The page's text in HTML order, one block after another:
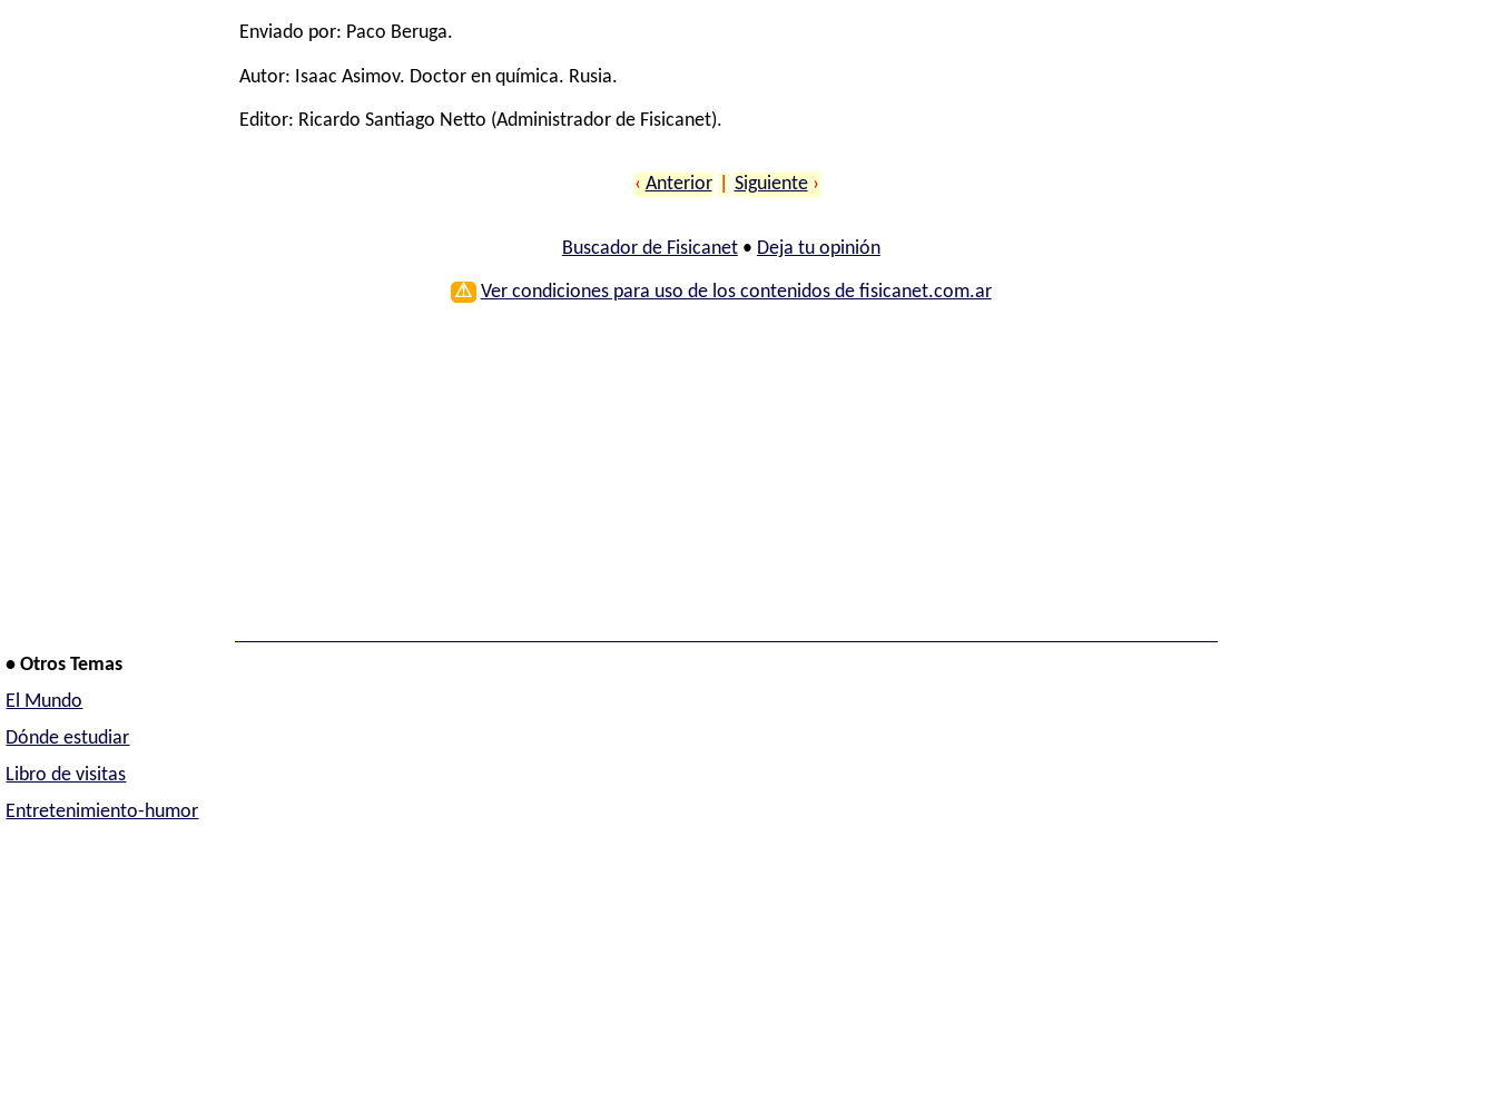
Enviado por: Paco Beruga.
Autor: Isaac Asimov. Doctor en química. Rusia.
Editor: Ricardo Santiago Netto (Administrador de Fisicanet).
‹ Anterior Siguiente ›
Buscador de Fisicanet• Deja tu opinión
⚠ Ver condiciones para uso de los contenidos de fisicanet.com.ar
• Otros Temas
El Mundo
Dónde estudiar
Libro de visitas
Entretenimiento-humor